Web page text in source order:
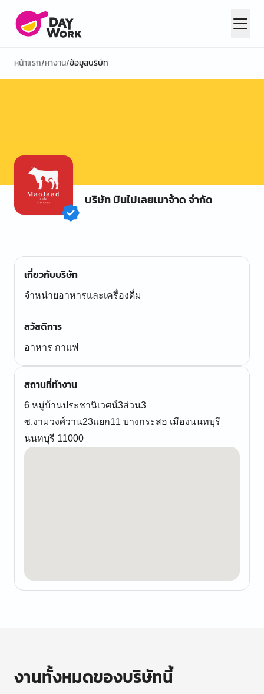
หน้าแรก/หางาน/ข้อมูลบริษัท
บริษัท บินไปเลยเมาจ้าด จำกัด
เกี่ยวกับบริษัท
จำหน่ายอาหารและเครื่องดื่ม
สวัสดิการ
อาหาร กาแฟ
สถานที่ทำงาน
6 หมู่บ้านประชานิเวศน์3ส่วน3
ซ.งามวงศ์วาน23แยก11 บางกระสอ เมืองนนทบุรี
นนทบุรี 11000
งานทั้งหมดของบริษัทนี้